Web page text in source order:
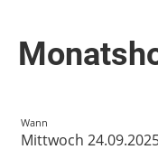
Wann
Mittwoch